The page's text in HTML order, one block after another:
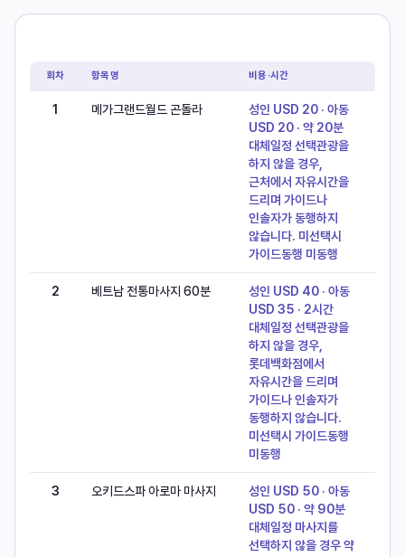
회차 항목명 비용·시간
1 메가그랜드월드 곤돌라
성인 USD 20 · 아동
USD 20 · 약 20분
대체일정 선택관광을
하지 않을 경우,
근처에서 자유시간을
드리며 가이드나
인솔자가 동행하지
않습니다. 미선택시
가이드동행 미동행
2 베트남 전통마사지 60분
성인 USD 40 · 아동
USD 35 · 2시간
대체일정 선택관광을
하지 않을 경우,
롯데백화점에서
자유시간을 드리며
가이드나 인솔자가
동행하지 않습니다.
미선택시 가이드동행
미동행
3 오키드스파 아로마 마사지
성인 USD 50 · 아동
USD 50 · 약 90분
대체일정 마사지를
선택하지 않을 경우 약